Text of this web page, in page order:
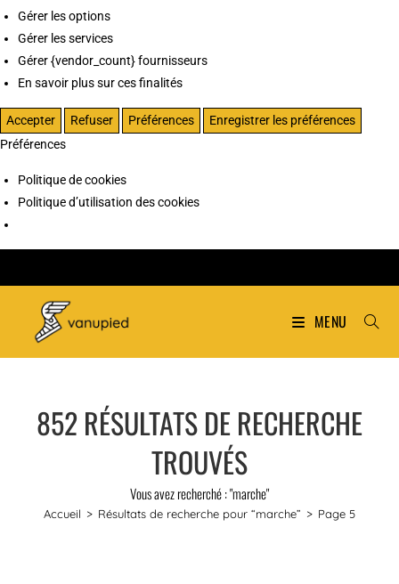
Gérer les options
Gérer les services
Gérer {vendor_count} fournisseurs
En savoir plus sur ces finalités
Accepter Refuser Préférences
Enregistrer les préférences
Préférences
Politique de cookies
Politique d’utilisation des cookies
MENU
852RÉSULTATS DE RECHERCHE
TROUVÉS
Vous avez recherché : "marche"
Accueil > Résultats de recherche pour “marche” > Page 5